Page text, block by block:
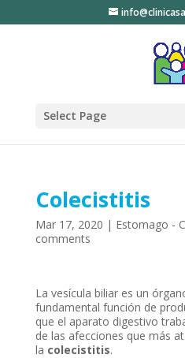
Select Page
Colecistitis
Mar 17, 2020 | Estomago -
comments
La vesícula biliar es un
fundamental función de
que el aparato digestivo
de las afecciones que más
la colecistitis.